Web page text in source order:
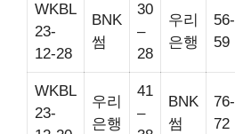
WKBL
23-
12-28
BNK
썸
30
–
28
우리
은행
56-
59
WKBL
23-
우리
은행
41
–
BNK
썸
76-
72